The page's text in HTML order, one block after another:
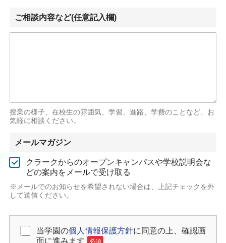
ご相談内容など(任意記入欄)
授業の様子、在校生の雰囲気、学習、進路、学費のことなど、お
気軽に相談ください。
メールマガジン
クラークからのオープンキャンパスや学校説明会な
どの案内をメールで受け取る
※メールでのお知らせを希望されない場合は、上記チェックを外
して送信ください。
個人情報保護方針の同意 必須
当学園の個人情報保護方針に同意の上、確認画
面に進みます